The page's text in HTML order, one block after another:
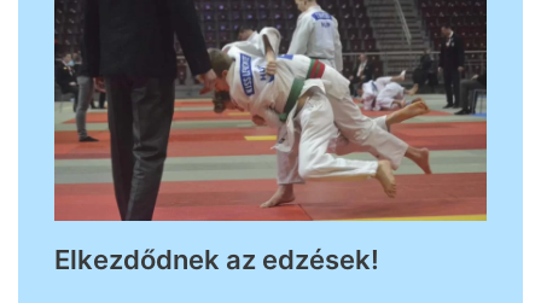
Elkezdődnek az edzések!